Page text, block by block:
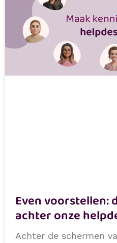
Even voorstellen:
achter onze
Achter de schermen